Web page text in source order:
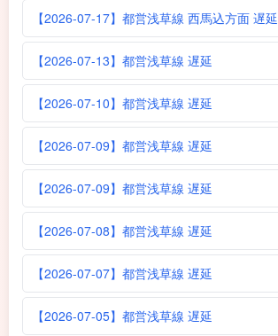
【2026-07-17】都営浅草線 西馬込方面 遅延
【2026-07-13】都営浅草線 遅延
【2026-07-10】都営浅草線 遅延
【2026-07-09】都営浅草線 遅延
【2026-07-09】都営浅草線 遅延
【2026-07-08】都営浅草線 遅延
【2026-07-07】都営浅草線 遅延
【2026-07-05】都営浅草線 遅延